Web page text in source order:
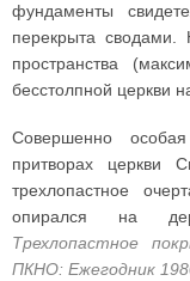
фундаменты
перекрыта сводами.
пространства
бесстолпной церкви
Совершенно
притворах церкви
трехлопастное
опирался на
Трехлопастное
ПКНО: Ежегодник